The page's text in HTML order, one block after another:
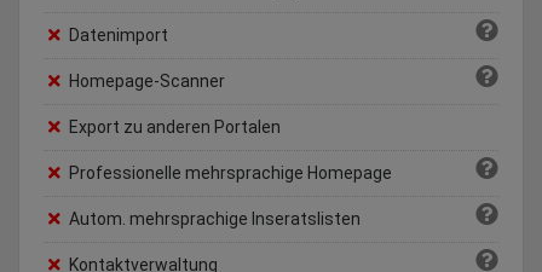
Datenimport
Homepage-Scanner
Export zu anderen Portalen
Professionelle mehrsprachige Homepage
Autom. mehrsprachige Inseratslisten
Kontaktverwaltung